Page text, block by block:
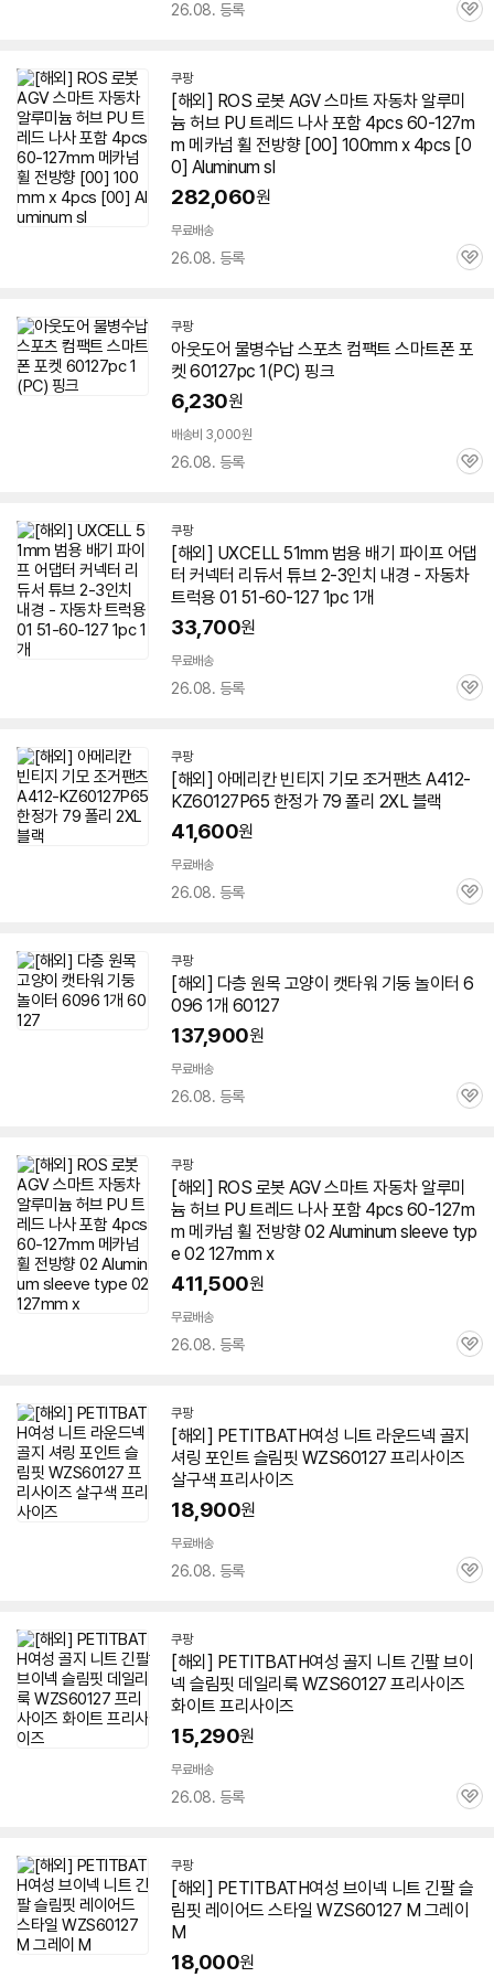
26.08. 등록
관
쿠팡
[해외] ROS 로봇 AGV 스마트 자동차 알루미
늄 허브 PU 트레드 나사 포함 4pcs 60-127m
m 메카넘 휠 전방향 [00] 100mm x 4pcs [0
0] Aluminum sl
282,060원
무료배송
26.08. 등록
관
쿠팡
아웃도어 물병수납 스포츠 컴팩트 스마트폰 포
켓 60127pc 1(PC) 핑크
6,230원
배송비 3,000원
26.08. 등록
관
쿠팡
[해외] UXCELL 51mm 범용 배기 파이프 어댑
터 커넥터 리듀서 튜브 2-3인치 내경 - 자동차
트럭용 01 51-60-127 1pc 1개
33,700원
무료배송
26.08. 등록
관
쿠팡
[해외] 아메리칸 빈티지 기모 조거팬츠 A412-
KZ60127P65 한정가 79 폴리 2XL 블랙
41,600원
무료배송
26.08. 등록
관
쿠팡
[해외] 다층 원목 고양이 캣타워 기둥 놀이터 6
096 1개 60127
137,900원
무료배송
26.08. 등록
관
쿠팡
[해외] ROS 로봇 AGV 스마트 자동차 알루미
늄 허브 PU 트레드 나사 포함 4pcs 60-127m
m 메카넘 휠 전방향 02 Aluminum sleeve typ
e 02 127mm x
411,500원
무료배송
26.08. 등록
관
쿠팡
[해외] PETITBATH여성 니트 라운드넥 골지
셔링 포인트 슬림핏 WZS60127 프리사이즈
살구색 프리사이즈
18,900원
무료배송
26.08. 등록
관
쿠팡
[해외] PETITBATH여성 골지 니트 긴팔 브이
넥 슬림핏 데일리룩 WZS60127 프리사이즈
화이트 프리사이즈
15,290원
무료배송
26.08. 등록
관
쿠팡
[해외] PETITBATH여성 브이넥 니트 긴팔 슬
림핏 레이어드 스타일 WZS60127 M 그레이
M
18,000원